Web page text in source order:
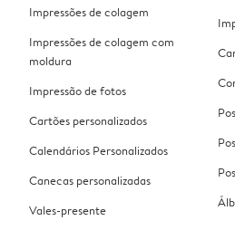
Impressões de colagem
Impressões de colagem com
moldura
Impressão de fotos
Cartões personalizados
Calendários Personalizados
Canecas personalizadas
Vales-presente